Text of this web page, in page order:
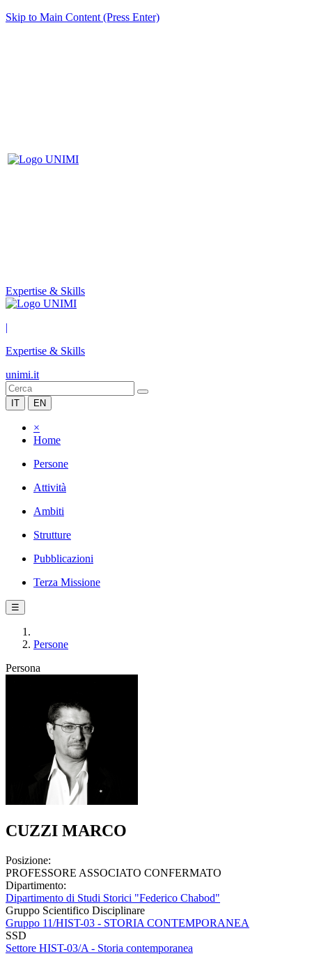
Skip to Main Content (Press Enter)
Expertise & Skills
|
Expertise & Skills
unimi.it
IT EN
×
Home
Persone
Attività
Ambiti
Strutture
Pubblicazioni
Terza Missione
☰
Persone
Persona
CUZZI MARCO
Posizione:
PROFESSORE ASSOCIATO CONFERMATO
Dipartimento:
Dipartimento di Studi Storici "Federico Chabod"
Gruppo Scientifico Disciplinare
Gruppo 11/HIST-03 - STORIA CONTEMPORANEA
SSD
Settore HIST-03/A - Storia contemporanea